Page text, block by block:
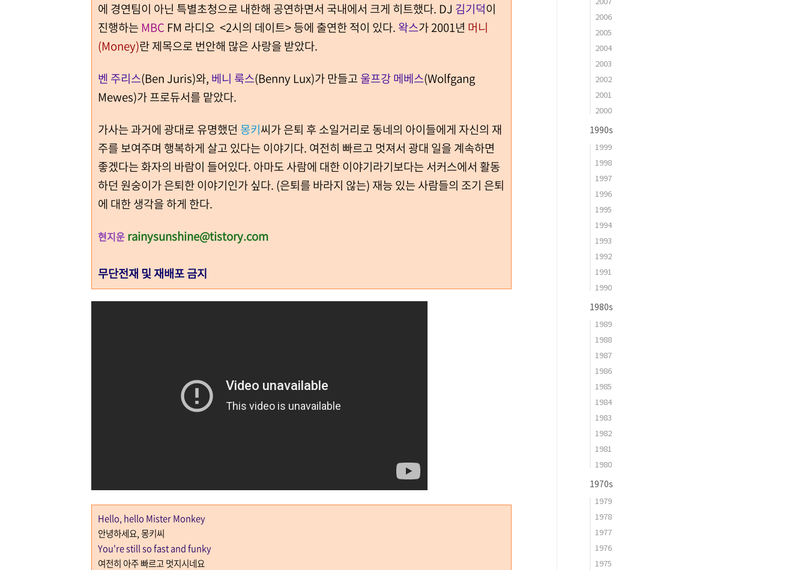
에 경연팀이 아닌 특별초청으로 내한해 공연하면서 국내에서 크게 히트했다. DJ 김기덕이
진행하는 MBC FM 라디오 <2시의 데이트> 등에 출연한 적이 있다. 왁스가 2001년 머니
(Money)란 제목으로 번안해 많은 사랑을 받았다.
벤 주리스(Ben Juris)와, 베니 룩스(Benny Lux)가 만들고 울프강 메베스(Wolfgang
Mewes)가 프로듀서를 맡았다.
가사는 과거에 광대로 유명했던 몽키씨가 은퇴 후 소일거리로 동네의 아이들에게 자신의 재
주를 보여주며 행복하게 살고 있다는 이야기다. 여전히 빠르고 멋져서 광대 일을 계속하면
좋겠다는 화자의 바람이 들어있다. 아마도 사람에 대한 이야기라기보다는 서커스에서 활동
하던 원숭이가 은퇴한 이야기인가 싶다. (은퇴를 바라지 않는) 재능 있는 사람들의 조기 은퇴
에 대한 생각을 하게 한다.
현지운 rainysunshine@tistory.com
무단전재 및 재배포 금지
Hello, hello Mister Monkey
안녕하세요,몽키씨
You're still so fast and funky
여전히 아주 빠르고 멋지시네요
2006
2005
2004
2003
2002
2001
2000
1990s
1999
1998
1997
1996
1995
1994
1993
1992
1991
1990
1980s
1989
1988
1987
1986
1985
1984
1983
1982
1981
1980
1970s
1979
1978
1977
1976
1975